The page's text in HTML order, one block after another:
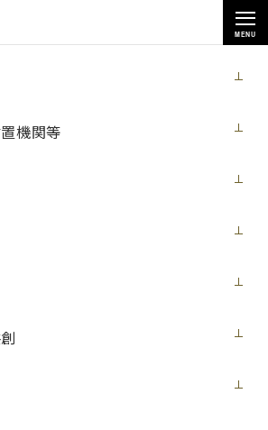
機関等
MENU
見頃を迎えています
年3月7日（木）